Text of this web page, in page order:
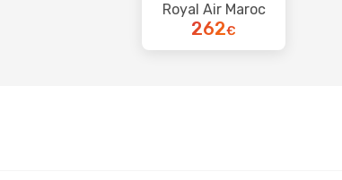
Royal Air Maroc
262€